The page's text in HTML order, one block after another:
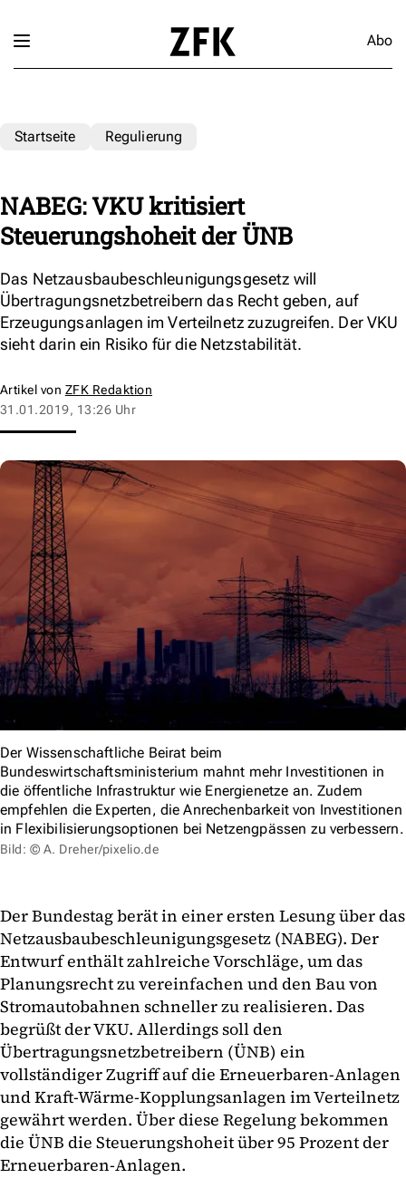
Abo
Startseite Regulierung
NABEG: VKU kritisiert
Steuerungshoheit der ÜNB
Das Netzausbaubeschleunigungsgesetz will
Übertragungsnetzbetreibern das Recht geben, auf
Erzeugungsanlagen im Verteilnetz zuzugreifen. Der VKU
sieht darin ein Risiko für die Netzstabilität.
Artikel von ZFK Redaktion
31.01.2019, 13:26 Uhr
Der Wissenschaftliche Beirat beim
Bundeswirtschaftsministerium mahnt mehr Investitionen in
die öffentliche Infrastruktur wie Energienetze an. Zudem
empfehlen die Experten, die Anrechenbarkeit von Investitionen
in Flexibilisierungsoptionen bei Netzengpässen zu verbessern.
Bild: © A. Dreher/pixelio.de
Der Bundestag berät in einer ersten Lesung über das
Netzausbaubeschleunigungsgesetz (NABEG). Der
Entwurf enthält zahlreiche Vorschläge, um das
Planungsrecht zu vereinfachen und den Bau von
Stromautobahnen schneller zu realisieren. Das
begrüßt der VKU. Allerdings soll den
Übertragungsnetzbetreibern (ÜNB) ein
vollständiger Zugriff auf die Erneuerbaren-Anlagen
und Kraft-Wärme-Kopplungsanlagen im Verteilnetz
gewährt werden. Über diese Regelung bekommen
die ÜNB die Steuerungshoheit über 95 Prozent der
Erneuerbaren-Anlagen.